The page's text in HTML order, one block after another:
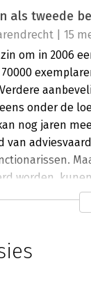
als tweede
| 15
om in 2006
onder de
nog jaren
van
worden,